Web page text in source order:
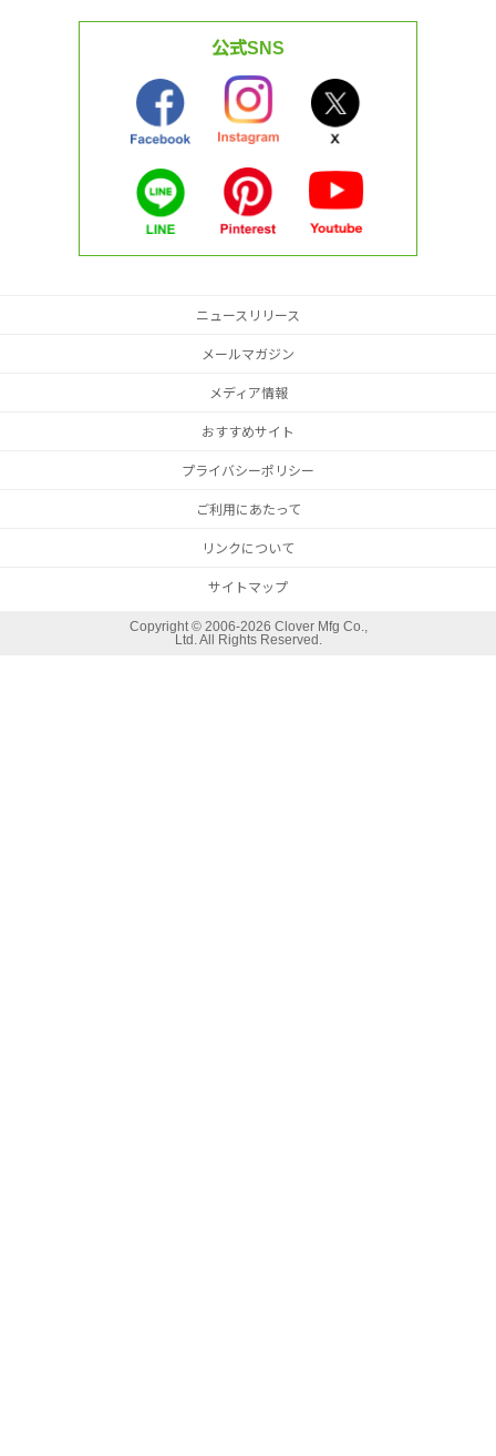
公式SNS
ニュースリリース
メールマガジン
メディア情報
おすすめサイト
プライバシーポリシー
ご利用にあたって
リンクについて
サイトマップ
Copyright © 2006-2026 Clover Mfg Co.,
Ltd. All Rights Reserved.